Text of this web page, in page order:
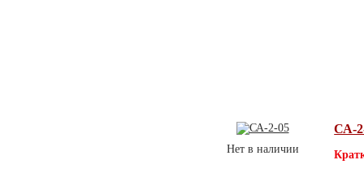
Нет в наличии
СА-